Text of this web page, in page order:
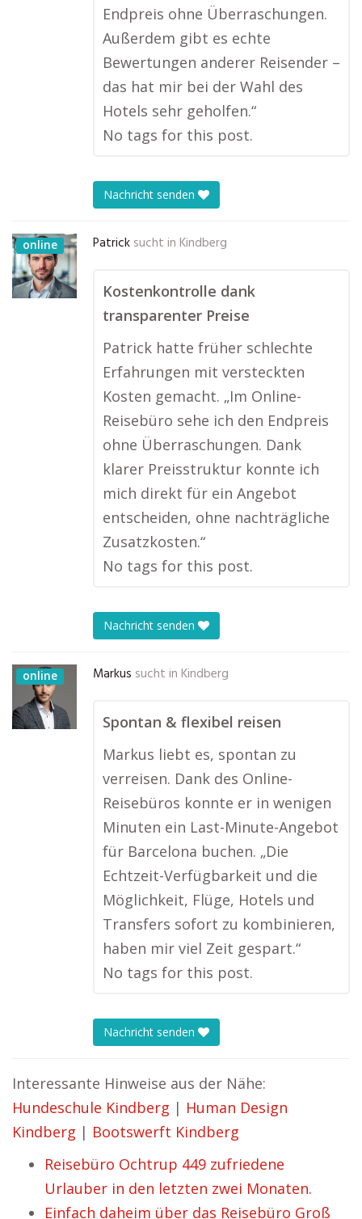
Endpreis ohne Überraschungen.
Außerdem gibt es echte
Bewertungen anderer Reisender –
das hat mir bei der Wahl des
Hotels sehr geholfen.“
No tags for this post.
Nachricht senden
online Patrick sucht in Kindberg
Kostenkontrolle dank
transparenter Preise
Patrick hatte früher schlechte
Erfahrungen mit versteckten
Kosten gemacht. „Im Online-
Reisebüro sehe ich den Endpreis
ohne Überraschungen. Dank
klarer Preisstruktur konnte ich
mich direkt für ein Angebot
entscheiden, ohne nachträgliche
Zusatzkosten.“
No tags for this post.
Nachricht senden
online Markus sucht in Kindberg
Spontan & flexibel reisen
Markus liebt es, spontan zu
verreisen. Dank des Online-
Reisebüros konnte er in wenigen
Minuten ein Last-Minute-Angebot
für Barcelona buchen. „Die
Echtzeit-Verfügbarkeit und die
Möglichkeit, Flüge, Hotels und
Transfers sofort zu kombinieren,
haben mir viel Zeit gespart.“
No tags for this post.
Nachricht senden
Interessante Hinweise aus der Nähe:
Hundeschule Kindberg | Human Design
Kindberg | Bootswerft Kindberg
Reisebüro Ochtrup 449 zufriedene
Urlauber in den letzten zwei Monaten.
Einfach daheim über das Reisebüro Groß